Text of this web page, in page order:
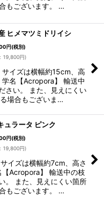
もございます。 …
ヒメマツミドリイシ
円(税別)
: 19,800円)
イズは横幅約15cm、高
名【Acropora】 輸送中
さい。 また、見えにくい
場合もございま…
ュラータ ピンク
円(税別)
: 19,800円)
イズは横幅約7cm、高さ
Acropora】 輸送中の枝
。 また、見えにくい箇所
もございます。 …